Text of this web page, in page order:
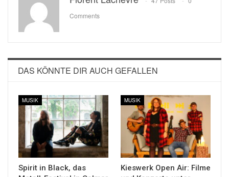
Comments
DAS KÖNNTE DIR AUCH GEFALLEN
MUSIK
Spirit in Black, das
MUSIK
Kieswerk Open Air: Filme